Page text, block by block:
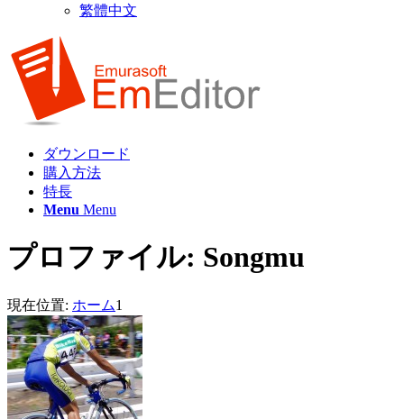
繁體中文
ダウンロード
購入方法
特長
Menu Menu
プロファイル: Songmu
現在位置: ホーム1